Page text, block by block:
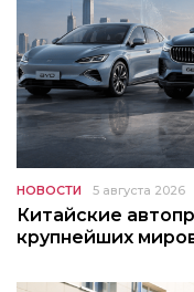
НОВОСТИ 5 августа 2026
Китайские
крупнейших